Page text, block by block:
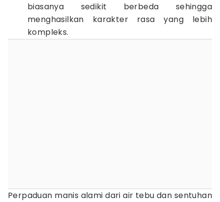
biasanya sedikit berbeda sehingga
menghasilkan karakter rasa yang lebih
kompleks.
Perpaduan manis alami dari air tebu dan sentuhan